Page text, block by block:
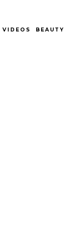
VIDEOS BEAUTY